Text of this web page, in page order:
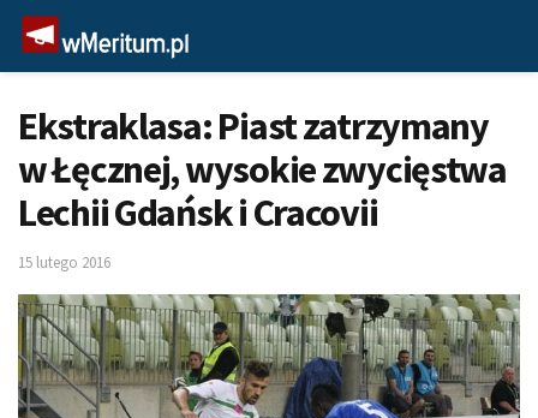
Ekstraklasa: Piast zatrzymany
w Łęcznej, wysokie zwycięstwa
Lechii Gdańsk i Cracovii
15 lutego 2016